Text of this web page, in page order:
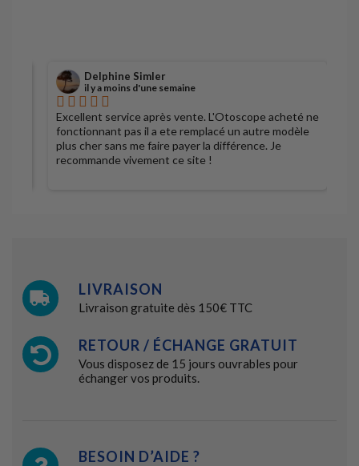
Delphine Simler
il y a moins d'une semaine
Excellent service après vente. L'Otoscope acheté ne
fonctionnant pas il a ete remplacé un autre modèle
plus cher sans me faire payer la différence. Je
recommande vivement ce site !
LIVRAISON
Livraison gratuite dès 150€ TTC
RETOUR / ÉCHANGE GRATUIT
Vous disposez de 15 jours ouvrables pour
échanger vos produits.
BESOIN D’AIDE ?